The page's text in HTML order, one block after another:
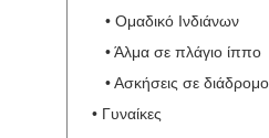
• Ομαδικό Ινδιάνων
• Άλμα σε πλάγιο ίππο
• Ασκήσεις σε
• Γυναίκες